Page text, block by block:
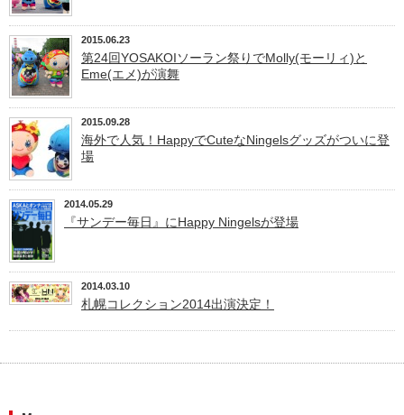
2015.06.23
第24回YOSAKOIソーラン祭りでMolly(モーリィ)と
Eme(エメ)が演舞
2015.09.28
海外で人気！HappyでCuteなNingelsグッズがついに登
場
2014.05.29
『サンデー毎日』にHappy Ningelsが登場
2014.03.10
札幌コレクション2014出演決定！